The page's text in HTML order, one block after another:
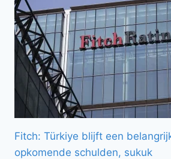
Fitch: Türkiye blijft een
opkomende schulden, sukuk